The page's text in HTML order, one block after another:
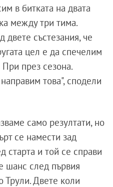
в битката на двата
между три тима.
двете състезания, че
цел е да спечелим
При през сезона.
това", сподели
само резултати, но
се намести зад
старта и той се справи
шанс след първия
Трули. Двете коли